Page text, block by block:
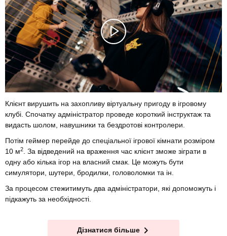
Клієнт вирушить на захопливу віртуальну пригоду в ігровому
клубі. Спочатку адміністратор проведе короткий інструктаж та
видасть шолом, навушники та бездротові контролери.
Потім геймер перейде до спеціальної ігрової кімнати розміром
10 м2. За відведений на враження час клієнт зможе зіграти в
одну або кілька ігор на власний смак. Це можуть бути
симулятори, шутери, бродилки, головоломки та ін.
За процесом стежитимуть два адміністратори, які допоможуть і
підкажуть за необхідності.
Дізнатися більше